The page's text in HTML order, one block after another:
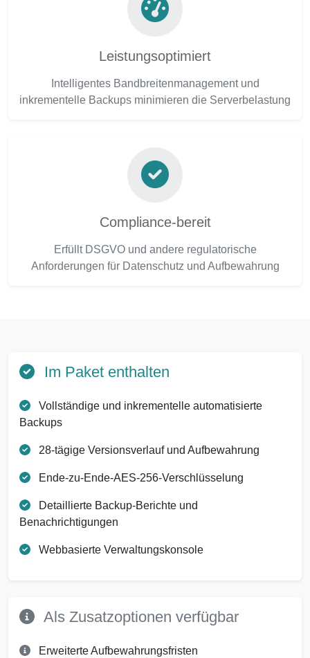
Leistungsoptimiert
Intelligentes Bandbreitenmanagement und
inkrementelle Backups minimieren die Serverbelastung
Compliance-bereit
Erfüllt DSGVO und andere regulatorische
Anforderungen für Datenschutz und Aufbewahrung
Im Paket enthalten
Vollständige und inkrementelle automatisierte
Backups
28-tägige Versionsverlauf und Aufbewahrung
Ende-zu-Ende-AES-256-Verschlüsselung
Detaillierte Backup-Berichte und
Benachrichtigungen
Webbasierte Verwaltungskonsole
Als Zusatzoptionen verfügbar
Erweiterte Aufbewahrungsfristen